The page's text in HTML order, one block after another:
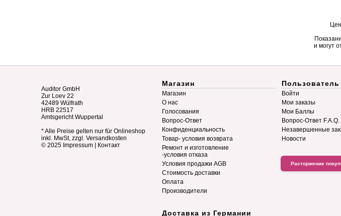
и могут
Auditor GmbH
Zur Loev 22
42489 Wülfrath
HRB 22517
Amtsgericht Wuppertal
* Alle Preise gelten nur für Onlineshop
inkl. MwSt, zzgl. Versandkosten
© 2025 Impressum | Контакт
Магазин
Магазин
О нас
Голосования
Вопрос-Ответ
Конфиденциальность
Товар- условия возврата
Ремонт и изготовление
-условия отказа
Условия продажи AGB
Стоимость доставки
Оплата
Производители
Доставка из Германии
Пользователь
Войти
Мои заказы
Мои Баллы
Вопрос-Ответ F.A.Q.
Незавершенные
Новости
Расторжение